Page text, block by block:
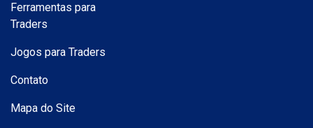
Ferramentas para
Traders
Jogos para Traders
Contato
Mapa do Site